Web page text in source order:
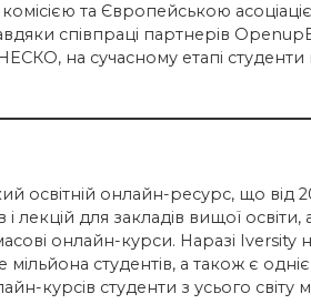
та Європейською
співпраці партнерів
на сучасному етапі
освітній онлайн-ресурс, що від
і лекцій для закладів вищої
онлайн-курси. Наразі Iversity
мільйона студентів, а також є
курсів студенти з усього світу